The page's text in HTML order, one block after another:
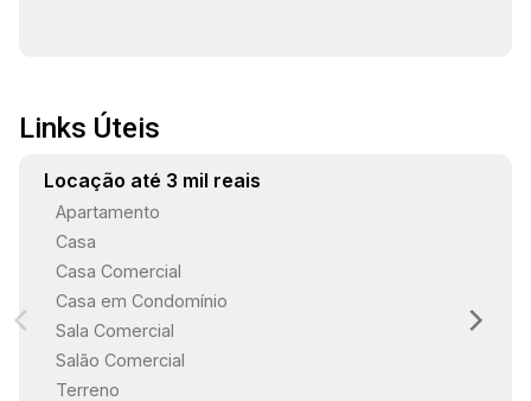
Links Úteis
Locação até 3 mil reais
Apartamento
Casa
Casa Comercial
Casa em Condomínio
Sala Comercial
Salão Comercial
Terreno